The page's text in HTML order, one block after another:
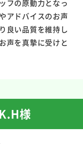
フの原動力となっ
アドバイスのお声
良い品質を維持し
声を真摯に受けと
様